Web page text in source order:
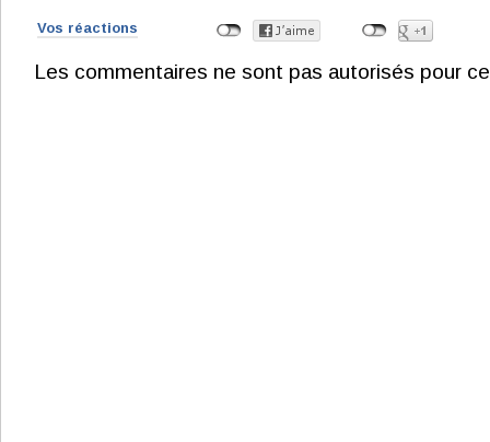
Vos réactions
Les commentaires ne sont pas autorisés pour